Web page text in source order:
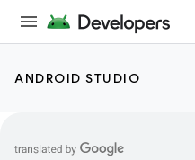
ANDROID STUDIO